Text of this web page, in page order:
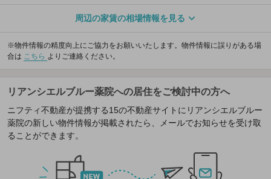
周辺の家賃の相場情報を見る
※物件情報の精度向上にご協力をお願いいたします。物件情報に誤りがある場
合は こちら よりご連絡ください。
リアンシエルブルー薬院への居住をご検討中の方へ
ニフティ不動産が提携する15の不動産サイトにリアンシエルブルー
薬院の新しい物件情報が掲載されたら、メールでお知らせを受け取
ることができます。